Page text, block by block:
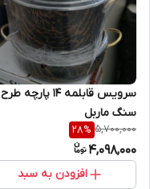
سرویس قابلمه ۱۴ پارچه طرح
سنگ ماربل
5,700,000
28%
4,098,000
افزودن به سبد